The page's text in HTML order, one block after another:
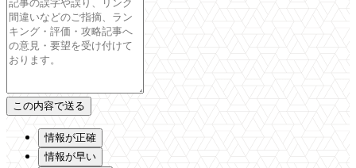
情報が正確
情報が早い